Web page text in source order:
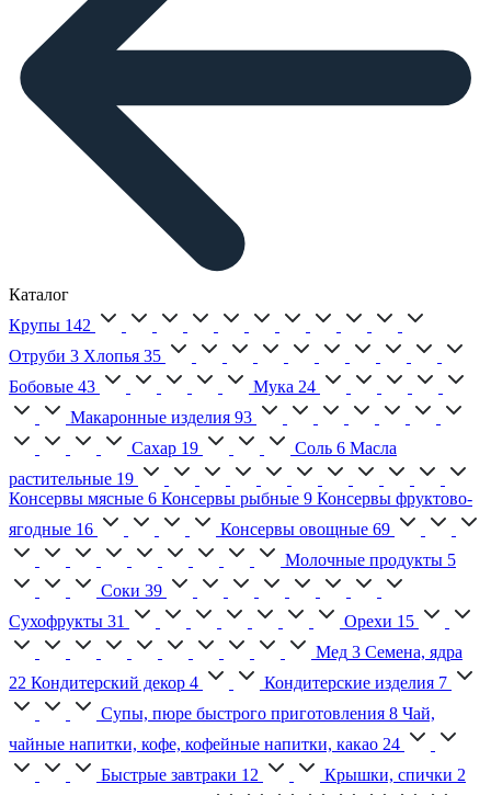
Каталог
Крупы 142
Отруби 3 Хлопья 35
Бобовые 43 Мука 24
Макаронные изделия 93
Сахар 19 Соль 6 Масла
растительные 19
Консервы мясные 6 Консервы рыбные 9 Консервы фруктово-
ягодные 16 Консервы овощные 69
Молочные продукты 5
Соки 39
Сухофрукты 31 Орехи 15
Мед 3 Семена, ядра
22 Кондитерский декор 4 Кондитерские изделия 7
Супы, пюре быстрого приготовления 8 Чай,
чайные напитки, кофе, кофейные напитки, какао 24
Быстрые завтраки 12 Крышки, спички 2